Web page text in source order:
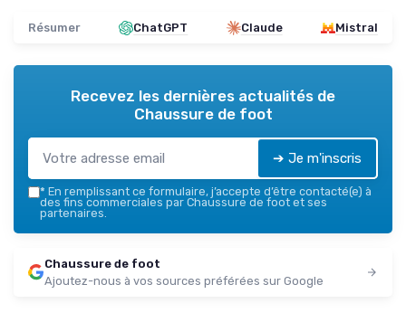
Résumer ChatGPT Claude Mistral
Recevez les dernières actualités de
Chaussure de foot
➔ Je m'inscris
* En remplissant ce formulaire, j’accepte d’être contacté(e) à
des fins commerciales par Chaussure de foot et ses
partenaires.
Chaussure de foot
Ajoutez-nous à vos sources préférées sur Google